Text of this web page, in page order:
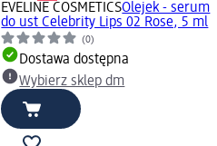
EVELINE COSMETICSOlejek - serum
do ust Celebrity Lips 02 Rose, 5 ml
(0)
Dostawa dostępna
Wybierz sklep dm